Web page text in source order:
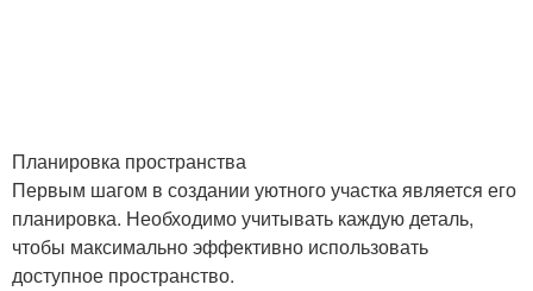
Планировка пространства
Первым шагом в создании уютного участка является его
планировка. Необходимо учитывать каждую деталь,
чтобы максимально эффективно использовать
доступное пространство.